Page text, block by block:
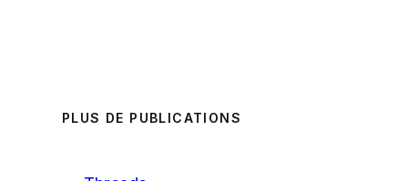
PLUS DE PUBLICATIONS